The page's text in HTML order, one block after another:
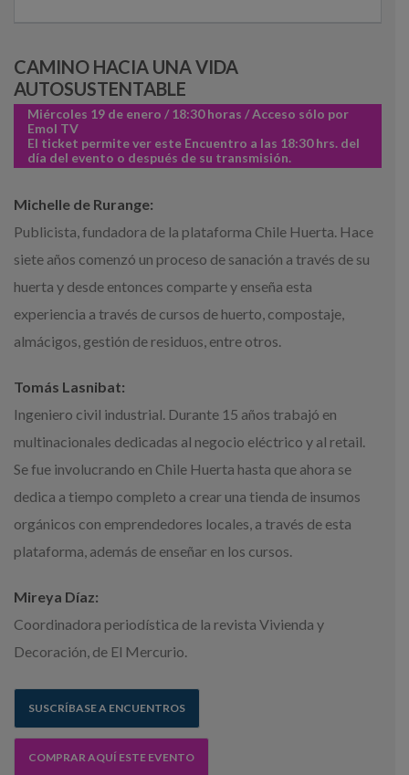
CAMINO HACIA UNA VIDA
AUTOSUSTENTABLE
Miércoles 19 de enero / 18:30 horas / Acceso sólo por
Emol TV
El ticket permite ver este Encuentro a las 18:30 hrs. del
día del evento o después de su transmisión.
Michelle de Rurange:
Publicista, fundadora de la plataforma Chile Huerta. Hace
siete años comenzó un proceso de sanación a través de su
huerta y desde entonces comparte y enseña esta
experiencia a través de cursos de huerto, compostaje,
almácigos, gestión de residuos, entre otros.
Tomás Lasnibat:
Ingeniero civil industrial. Durante 15 años trabajó en
multinacionales dedicadas al negocio eléctrico y al retail.
Se fue involucrando en Chile Huerta hasta que ahora se
dedica a tiempo completo a crear una tienda de insumos
orgánicos con emprendedores locales, a través de esta
plataforma, además de enseñar en los cursos.
Mireya Díaz:
Coordinadora periodística de la revista Vivienda y
Decoración, de El Mercurio.
SUSCRÍBASE A ENCUENTROS
COMPRAR AQUÍ ESTE EVENTO